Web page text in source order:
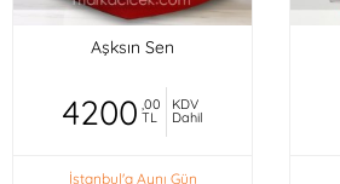
Aşksın Sen
4200 ,00
TL
KDV
Dahil
İstanbul'a Aynı Gün